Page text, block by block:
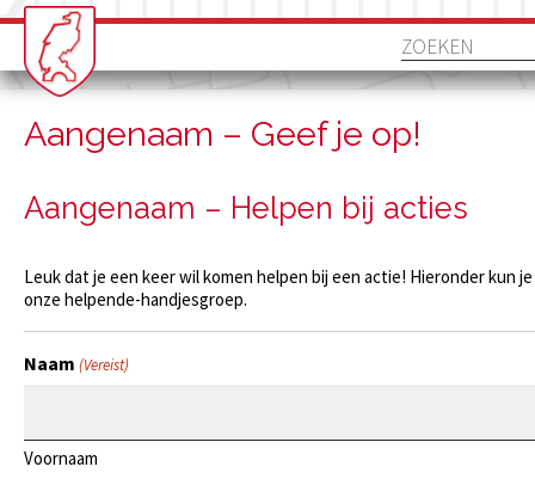
Aangenaam – Geef je op!
Aangenaam – Helpen bij acties
Leuk dat je een keer wil komen helpen bij een actie! Hieronder kun
onze helpende-handjesgroep.
Naam (Vereist)
Voornaam